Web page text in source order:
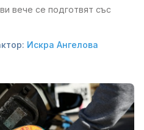
вече се подготвят със
Искра Ангелова